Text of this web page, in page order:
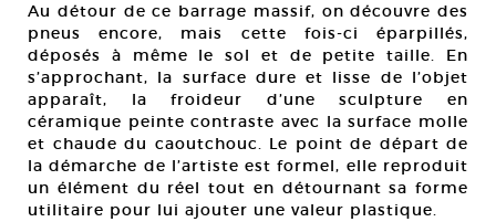
Au détour de ce barrage massif, on découvre des
pneus encore, mais cette fois-ci éparpillés,
déposés à même le sol et de petite taille. En
s’approchant, la surface dure et lisse de l’objet
apparaît, la froideur d’une sculpture en
céramique peinte contraste avec la surface molle
et chaude du caoutchouc. Le point de départ de
la démarche de l’artiste est formel, elle reproduit
un élément du réel tout en détournant sa forme
utilitaire pour lui ajouter une valeur plastique.